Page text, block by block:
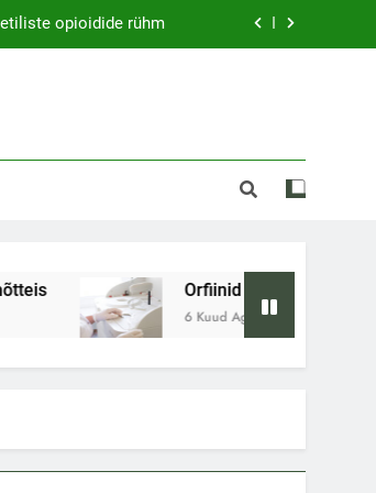
opioidide rühm
unustatud ajalugu
unustatud ajalugu
Orfiinid – õnnetus, mis hüüdis tulles:
6 Kuud Ago